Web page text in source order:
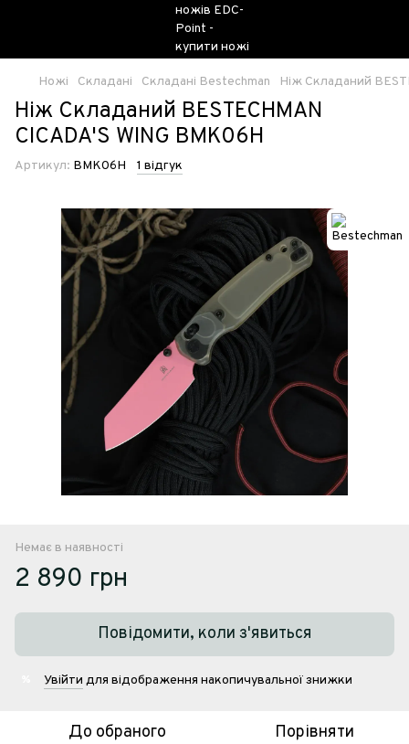
Ножі Складані Складані Bestechman Ніж Складаний
Ніж Складаний BESTECHMAN
CICADA'S WING BMK06H
Артикул: BMK06H 1 відгук
Немає в наявності
2 890 грн
Повідомити, коли з'явиться
Увійти для відображення накопичувальної знижки
До обраного Порівняти